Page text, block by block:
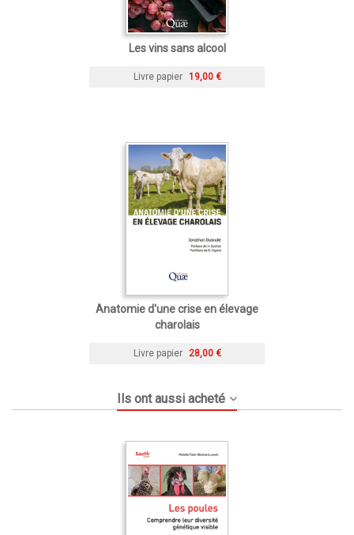
Les vins sans alcool
Livre papier 19,00 €
Anatomie d'une crise en élevage
charolais
Livre papier 28,00 €
Ils ont aussi acheté